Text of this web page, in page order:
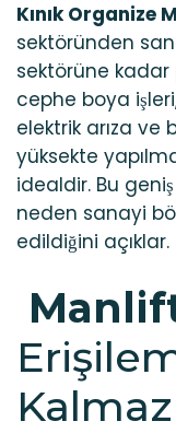
Kınık
sektöründen
sektörüne kadar
cephe boya
elektrik arıza ve
yüksekte
idealdir. Bu
neden sanayi
edildiğini açıklar.
Kalmaz